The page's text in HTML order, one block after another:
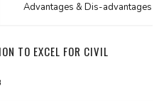
Advantages & Dis-advantages
TO EXCEL FOR CIVIL